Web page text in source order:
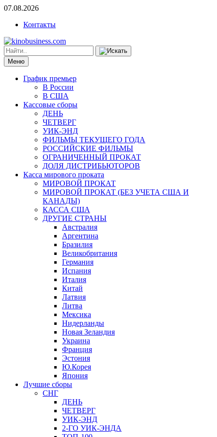
07.08.2026
Контакты
Меню
График премьер
В России
В США
Кассовые сборы
ДЕНЬ
ЧЕТВЕРГ
УИК-ЭНД
ФИЛЬМЫ ТЕКУЩЕГО ГОДА
РОССИЙСКИЕ ФИЛЬМЫ
ОГРАНИЧЕННЫЙ ПРОКАТ
ДОЛЯ ДИСТРИБЬЮТОРОВ
Касса мирового проката
МИРОВОЙ ПРОКАТ
МИРОВОЙ ПРОКАТ (БЕЗ УЧЕТА США И
КАНАДЫ)
КАССА США
ДРУГИЕ СТРАНЫ
Австралия
Аргентина
Бразилия
Великобритания
Германия
Испания
Италия
Китай
Латвия
Литва
Мексика
Нидерланды
Новая Зеландия
Украина
Франция
Эстония
Ю.Корея
Япония
Лучшие сборы
СНГ
ДЕНЬ
ЧЕТВЕРГ
УИК-ЭНД
2-ГО УИК-ЭНДА